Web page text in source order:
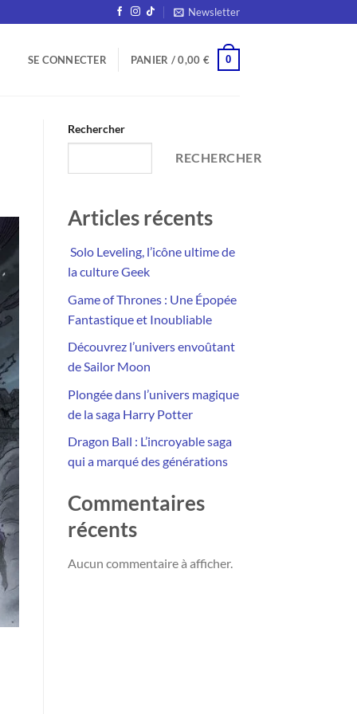
Newsletter
SE CONNECTER PANIER /0,00 € 0
Rechercher
RECHERCHER
Articles récents
Solo Leveling, l’icône ultime de
la culture Geek
Game of Thrones : Une Épopée
Fantastique et Inoubliable
Découvrez l’univers envoûtant
de Sailor Moon
Plongée dans l’univers magique
de la saga Harry Potter
Dragon Ball : L’incroyable saga
qui a marqué des générations
Commentaires
récents
Aucun commentaire à afficher.